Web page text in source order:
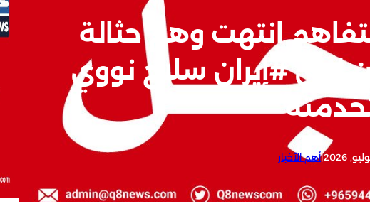
انتهت وهم حثالة
لدى #إيران سلاح نووي
|أهم الأخبار